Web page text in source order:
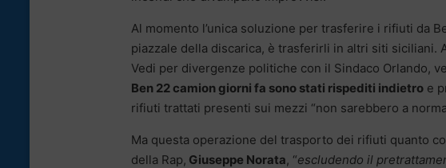
Al momento l’unica soluzione per trasferire i rifiuti da
piazzale della discarica, è trasferirli in altri siti siciliani.
Vedi per divergenze politiche con il Sindaco Orlando,
Ben 22 camion giorni fa sono stati rispediti indietro e
rifiuti trattati presenti sui mezzi “non sarebbero a
Ma questa operazione del trasporto dei rifiuti quanto
della Rap, Giuseppe Norata, “escludendo il